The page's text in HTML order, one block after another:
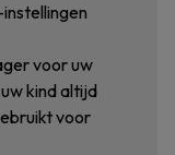
voor uw
kind altijd
voor